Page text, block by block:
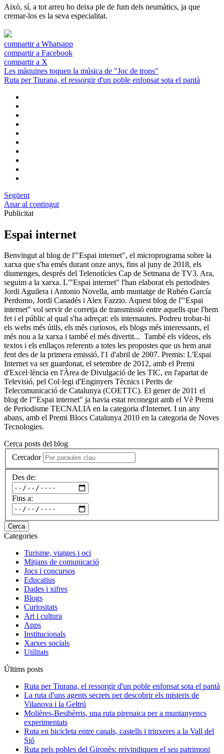
Això, sí, a tot arreu ho deixa ple de fum dels neumàtics, ja que
cremar-los es la seva especialitat.
compartir a Whatsapp
compartir a Facebook
compartir a X
Les màquines toquen la música de "Joc de trons"
Ruta per Tiurana, el ressorgir d'un poble enfonsat sota el pantà
Següent
Anar al contingut
Publicitat
Espai internet
Benvingut al blog de l'"Espai internet", el microprograma sobre la
xarxa que s'ha emés durant onze anys, fins al juny de 2018, els
diumenges, després del Telenotícies Cap de Setmana de TV3. Ara,
seguim a la xarxa. L'"Espai internet" l'han elaborat els periodistes
Jordi Aguilera i Antonio Novella, amb muntatge de Rubén García
Perdomo, Jordi Canadés i Alex Fazzio. Aquest blog de l'"Espai
internet" vol servir de corretja de transmissió entre aquells que l'hem
fet i el públic al qual s'ha adreçat: els internautes. Podreu trobar-hi
els webs més útils, els més curiosos, els blogs més interessants, el
més nou a la xarxa i també el més divertit... També els vídeos, els
textos i els enllaços referents a totes les propostes que us hem anat
fent des de la primera emissió, l'1 d'abril de 2007. Premis: L'Espai
Internet va ser guardonat, el setembre de 2012, amb el Premi
d'Excel·lència en l'Àrea de Divulgació de les TIC, en l'apartat de
Televisió, pel Col·legi d'Enginyers Tècnics i Perits de
Telecomunicació de Catalunya (COETTC). El gener de 2011 el
blog de l'"Espai internet" ja havia estat reconegut amb el Vè Premi
de Periodisme TECNALIA en la categoria d'Internet. I un any
abans, amb el Premi Blocs Catalunya 2010 en la categoria de Noves
Tecnologies.
Cerca posts del blog
Cercador
Des de:
Fins a:
Cerca
Categories
Turisme, viatges i oci
Mitjans de comunicació
Jocs i concursos
Educatius
Dades i xifres
Blogs
Curiositats
Art i cultura
Apps
Institucionals
Xarxes socials
Utilitats
Últims posts
Ruta per Tiurana, el ressorgir d'un poble enfonsat sota el pantà
La ruta d'uns agents secrets per descobrir els misteris de
Vilanova i la Geltrú
Molières-Besibèrris, una ruta pirenaica per a muntanyencs
experimentats
Ruta en bicicleta entre canals, castells i trinxeres a la Vall del
Sió
Ruta pels pobles del Gironès: reivindiquen el seu patrimoni